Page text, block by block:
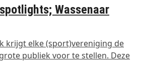
Wassenaar
krijgt elke (sport)vereniging de
publiek voor te stellen. Deze